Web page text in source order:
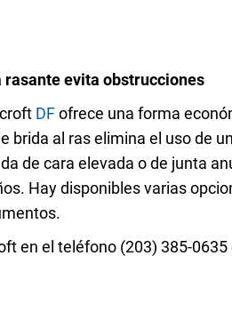
OEM
con
residuales
evita obstrucciones
DFofrece una forma
brida al ras elimina el uso de
de cara elevada o de junta
Hay disponibles varias
en el teléfono (203) 385-